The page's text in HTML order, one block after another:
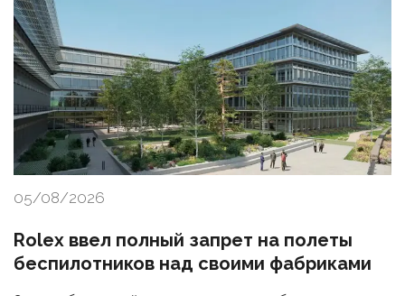
05/08/2026
Rolex ввел полный запрет на полеты
беспилотников над своими фабриками